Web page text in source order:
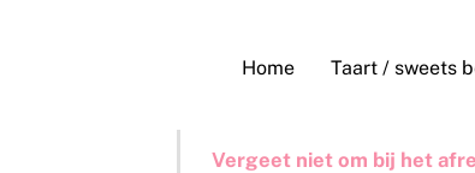
Home Taart / sweets
Vergeet niet om bij het